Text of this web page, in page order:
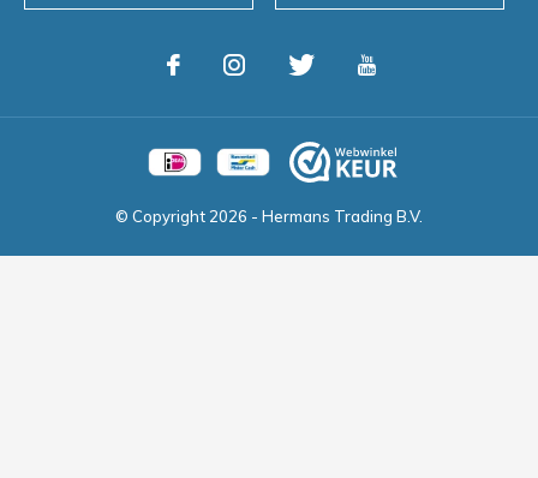
© Copyright 2026 - Hermans Trading B.V.